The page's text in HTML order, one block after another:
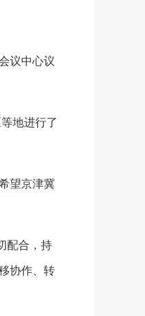
议中心议
地进行了
望京津冀
配合，持
协作、转